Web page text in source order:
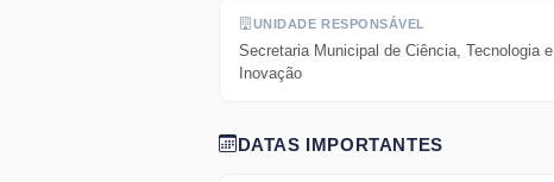
UNIDADE RESPONSÁVEL
Secretaria Municipal de Ciência, Tecnologia e
Inovação
DATAS IMPORTANTES